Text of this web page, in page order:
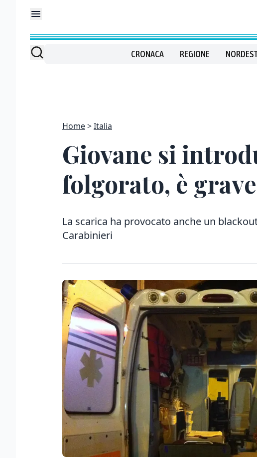
CRONACA REGIONE
Home Italia
Giovane si
folgorato, è grave
La scarica ha provocato anche un
Carabinieri